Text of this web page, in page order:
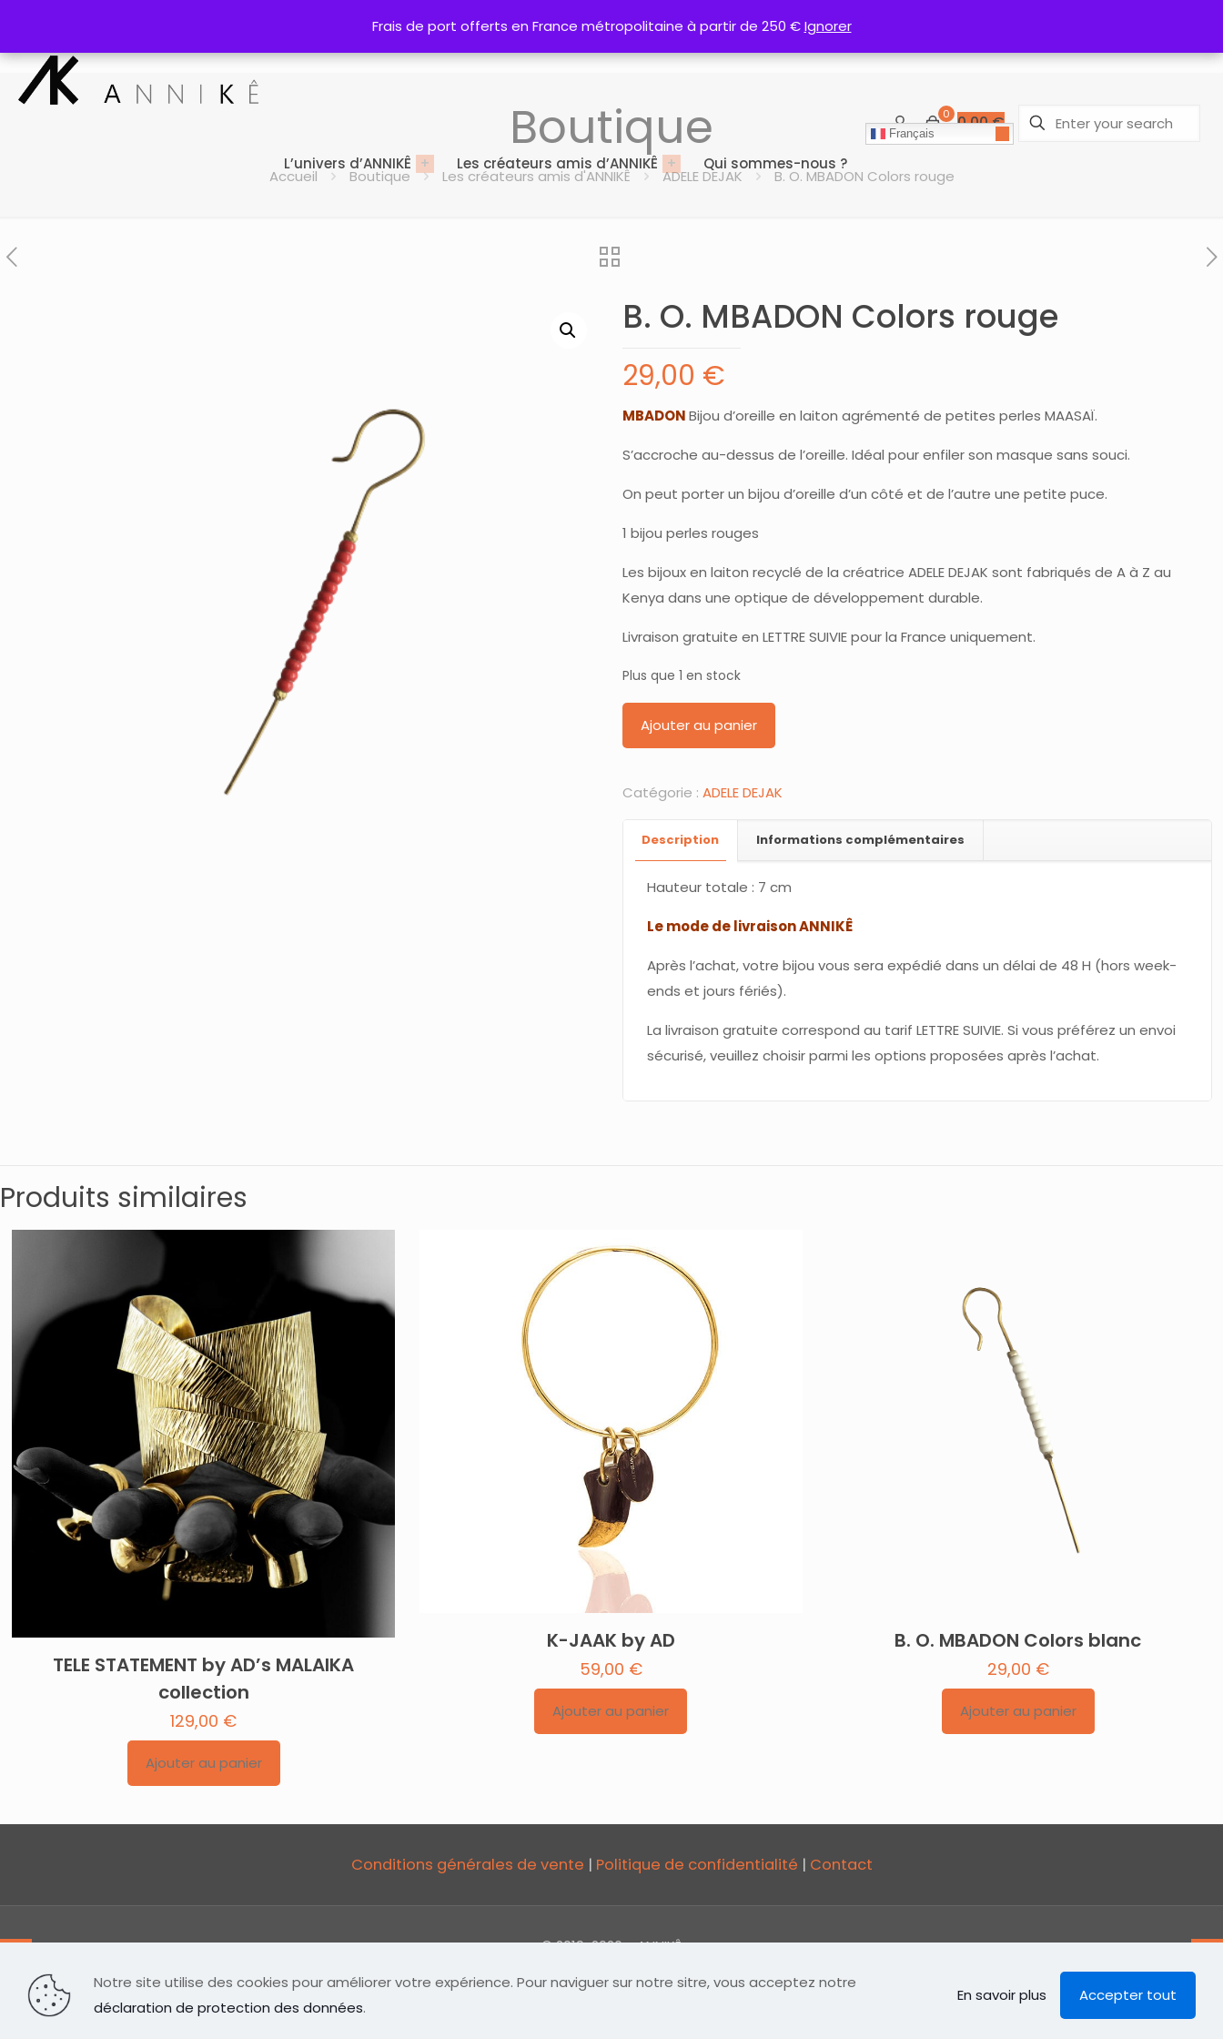
L’univers d’ANNIKÊ Les créateurs amis d’ANNIKÊ Qui sommes-nous ?
Français
0 0,00€
Boutique
Accueil Boutique Les créateurs amis d'ANNIKÊ ADELE DEJAK B. O. MBADON Colors rouge
B. O. MBADON Colors rouge
29,00 €
MBADONBijou d’oreille en laiton agrémenté de petites perles MAASAÏ.
S’accroche au-dessus de l’oreille. Idéal pour enfiler son masque sans souci.
On peut porter un bijou d’oreille d’un côté et de l’autre une petite puce.
1 bijou perles rouges
Les bijoux en laiton recyclé de la créatrice ADELE DEJAK sont fabriqués de A à Z au
Kenya dans une optique de développement durable.
Livraison gratuite en LETTRE SUIVIE pour la France uniquement.
Plus que 1 en stock
Ajouter au panier
Catégorie : ADELE DEJAK
Description Informations complémentaires
Hauteur totale : 7 cm
Le mode de livraison ANNIKÊ
Après l’achat, votre bijou vous sera expédié dans un délai de 48 H (hors week-
ends et jours fériés).
La livraison gratuite correspond au tarif LETTRE SUIVIE. Si vous préférez un envoi
sécurisé, veuillez choisir parmi les options proposées après l’achat.
Produits similaires
TELE STATEMENT by AD’s MALAIKA
collection
129,00 €
Ajouter au panier
K-JAAK by AD
59,00 €
Ajouter au panier
B. O. MBADON Colors blanc
29,00 €
Ajouter au panier
Conditions générales de vente | Politique de confidentialité | Contact
© 2019-2026 - ANNIKÊ
Notre site utilise des cookies pour améliorer votre expérience. Pour naviguer sur notre sitre, vous acceptez notre
déclaration de protection des données.
En savoir plus Accepter tout
Frais de port offerts en France métropolitaine à partir de 250 €Ignorer
Frais de port offerts en France métropolitaine à partir de 250 €Ignorer